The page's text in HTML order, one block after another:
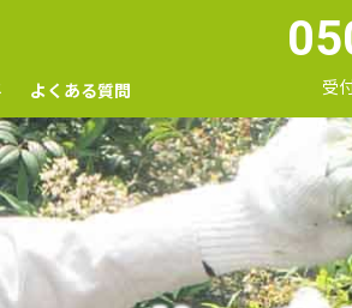
よくある質問 受